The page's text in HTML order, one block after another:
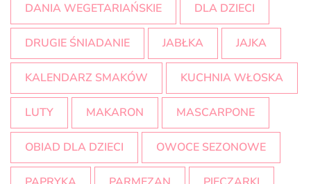
DANIA WEGETARIAŃSKIE DLA DZIECI
DRUGIE ŚNIADANIE JABŁKA JAJKA
KALENDARZ SMAKÓW KUCHNIA WŁOSKA
LUTY MAKARON MASCARPONE
OBIAD DLA DZIECI OWOCE SEZONOWE